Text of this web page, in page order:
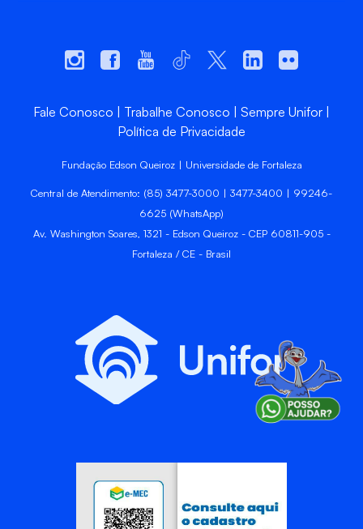
Fale Conosco Trabalhe Conosco
Sempre Unifor
Política de Privacidade
Fundação Edson Queiroz | Universidade de Fortaleza
Central de Atendimento: (85) 3477-3000 | 3477-3400 | 99246-
6625 (WhatsApp)
Av. Washington Soares, 1321 - Edson Queiroz - CEP 60811-905 -
Fortaleza / CE - Brasil